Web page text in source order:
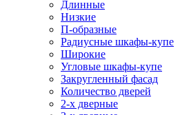
Длинные
Низкие
П-образные
Радиусные шкафы-купе
Широкие
Угловые шкафы-купе
Закругленный фасад
Количество дверей
2-х дверные